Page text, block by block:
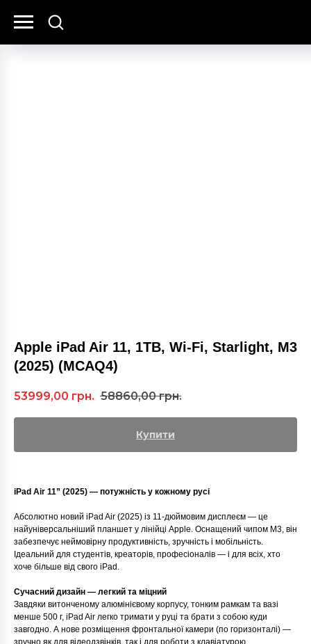
Apple iPad Air 11, 1TB, Wi-Fi, Starlight, M3
(2025) (MCAQ4)
53999,00 грн. 58860,00 грн.
Купити
iPad Air 11” (2025) — потужність у кожному русі
Абсолютно новий iPad Air (2025) із 11-дюймовим дисплеєм — це
найуніверсальніший планшет у лінійці Apple. Оснащений чипом M3, він
забезпечує неймовірну продуктивність, зручність і мобільність.
Ідеальний для студентів, креаторів, професіоналів — і для всіх, хто
хоче більше від свого iPad.
Сучасний дизайн — легкий та міцний
Завдяки витонченому алюмінієвому корпусу, тонким рамкам та вазі
менше 500 г, iPad Air легко тримати у руці та брати з собою куди
завгодно. А нове розміщення фронтальної камери (по горизонталі) —